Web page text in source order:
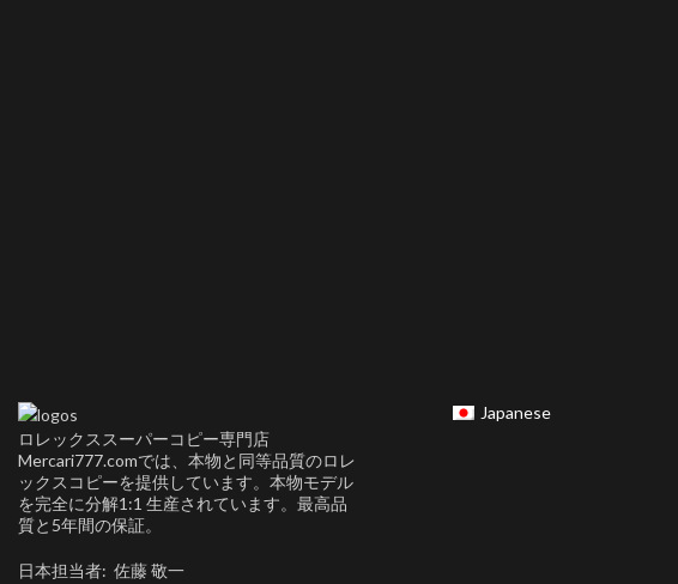
ロレックススーパーコピー専門店
Mercari777.comでは、本物と同等品質のロレ
ックスコピーを提供しています。本物モデル
を完全に分解1:1 生産されています。最高品
質と5年間の保証。
日本担当者: 佐藤 敬一
Japanese